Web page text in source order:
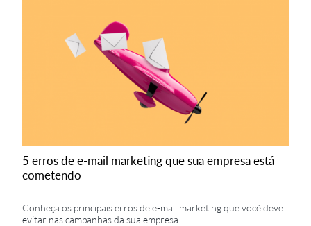
5 erros de e-mail marketing que sua empresa está
cometendo
Conheça os principais erros de e-mail marketing que você deve
evitar nas campanhas da sua empresa.